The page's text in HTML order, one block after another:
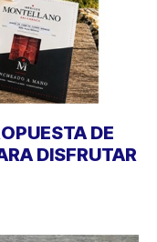
DE
DISFRUTAR